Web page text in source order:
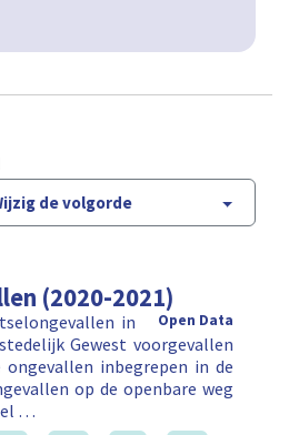
de volgorde
(2020-2021)
Open Data
in
Gewest voorgevallen
ongevallen inbegrepen in de
op de openbare weg
…